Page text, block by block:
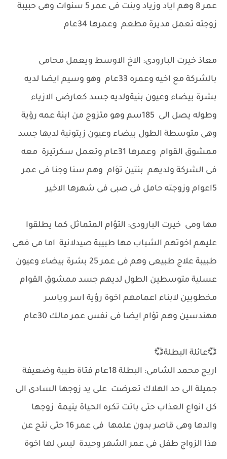
عمر 8 وهم اياد وزياد وبنت فى عمر 5 سنوات وهى حبيبة
زوجته تعمل مديرة مطعم وعمرها 34عام
معاذ خيرت البارودى: الاخ الاوسط ويعمل محامى
بالشركة مع اخيه وعمره 33عام وهو وسيم ايضا لديه
بشرة بيضاء وعيون بنيةولديه جسد كعارضى الازياء
وطوله يصل الى 185سم وهو متزوج من ابنة عمه رؤية
وهى متوسطة الطول بيضاء وعيون زيتونية لديها جسد
ممشوق القوام وعمرها 31عام وتعمل سكرتيرة معه
فى الشركة ولديهم بنتين تؤام وهم سنا وجنا فى عمر
5اعوام وزوجته حامل فى صبى فى شهرها الاخير
مها ومى خيرت البارودى: التؤام المتماثل كما يطلقوا
عليهم اخوتهم الشباب مها طبيبة صيدلانية اما مى فهى
طبيبة علاج طبيعى وهم فى عمر 25 بشرة بيضاء وعيون
عسلية متوسطين الطول لديهم جسد ممشوق القوام
مخطوبين لابناء اعمامهم اخوة رؤية اسر وياسر
مهندسين وهم تؤام ايضا فى نفس عمر مالك 30عام
💞عائلة البطلة💞
اريج محمد الشامى: البطلة 18عام فتاة طيبة وضعيفة
جميلة الى حد الهلاك تعرضت على يد زوجها السادى الى
كل انواع العذاب حتى باتت تكره الحياة يتيمة زوجها
والدها وهى قاصر بدون علمها فى عمر 16 حتى نتج عن
هذا الزواج طفل فى عمر الشهر وحيدة ليس لها اخوة